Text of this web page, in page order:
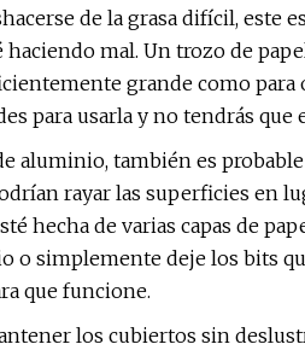
de la grasa difícil, este
haciendo mal. Un trozo de
grande como para
para usarla y no tendrás que
aluminio, también es
rayar las superficies en
hecha de varias capas de
o simplemente deje los bits
que funcione.
los cubiertos sin